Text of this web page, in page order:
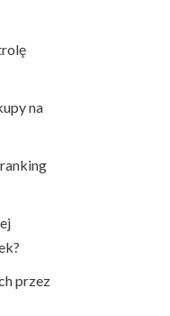
na
przez